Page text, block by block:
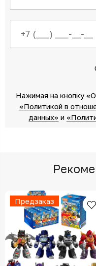
Нажимая на кнопку
«Политикой в
данных»‎ ‎ и
Предзаказ